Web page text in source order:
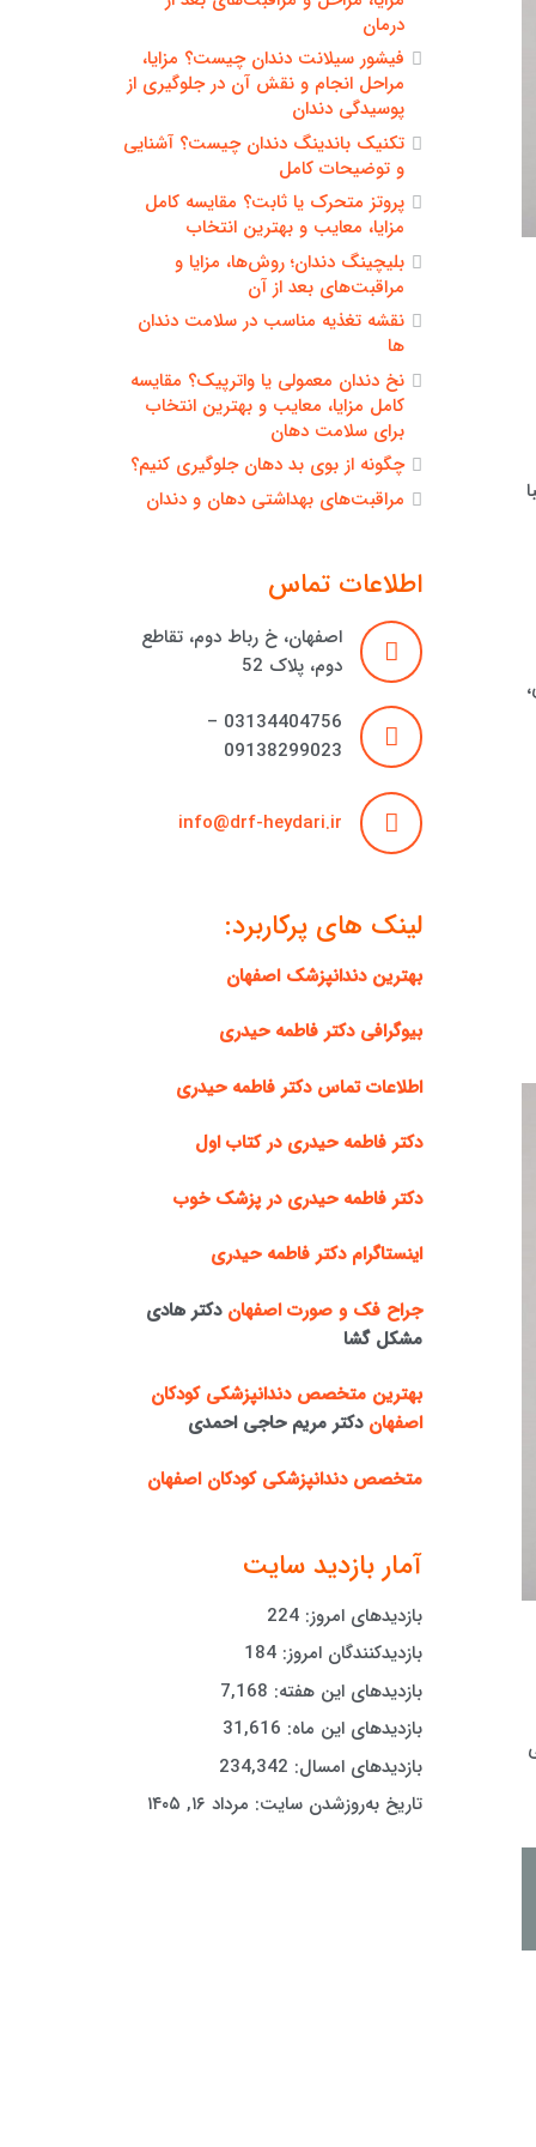
درمان
فیشور سیلانت دندان چیست؟ مزایا،
مراحل انجام و نقش آن در جلوگیری از
پوسیدگی دندان
تکنیک باندینگ دندان چیست؟ آشنایی
و توضیحات کامل
پروتز متحرک یا ثابت؟ مقایسه کامل
مزایا، معایب و بهترین انتخاب
بلیچینگ دندان؛ روش‌ها، مزایا و
مراقبت‌های بعد از آن
نقشه تغذیه مناسب در سلامت دندان
ها
نخ دندان معمولی یا واترپیک؟ مقایسه
کامل مزایا، معایب و بهترین انتخاب
برای سلامت دهان
چگونه از بوی بد دهان جلوگیری کنیم؟
مراقبت‌های بهداشتی دهان و دندان
اطلاعات تماس
اصفهان، خ رباط دوم، تقاطع
دوم، پلاک 52
03134404756 –
09138299023
info@drf-heydari.ir
لینک های پرکاربرد:
بهترین دندانپزشک اصفهان
بیوگرافی دکتر فاطمه حیدری
اطلاعات تماس دکتر فاطمه حیدری
دکتر فاطمه حیدری در کتاب اول
دکتر فاطمه حیدری در پزشک خوب
اینستاگرام دکتر فاطمه حیدری
جراح فک و صورت اصفهان دکتر هادی
مشکل گشا
بهترین متخصص دندانپزشکی کودکان
اصفهان دکتر مریم حاجی احمدی
متخصص دندانپزشکی کودکان اصفهان
آمار بازدید سایت
بازدیدهای امروز: 224
بازدیدکنندگان امروز: 184
بازدیدهای این هفته: 7,168
بازدیدهای این ماه: 31,616
بازدیدهای امسال: 234,342
تاریخ به‌روزشدن سایت: مرداد ۱۶, ۱۴۰۵